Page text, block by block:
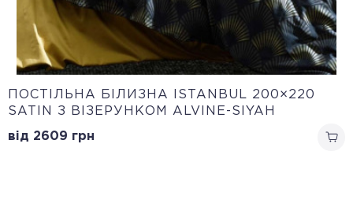
ПОСТІЛЬНА БІЛИЗНА ISTANBUL 200×220
SATIN З ВІЗЕРУНКОМ ALVINE-SIYAH
від 2609 грн